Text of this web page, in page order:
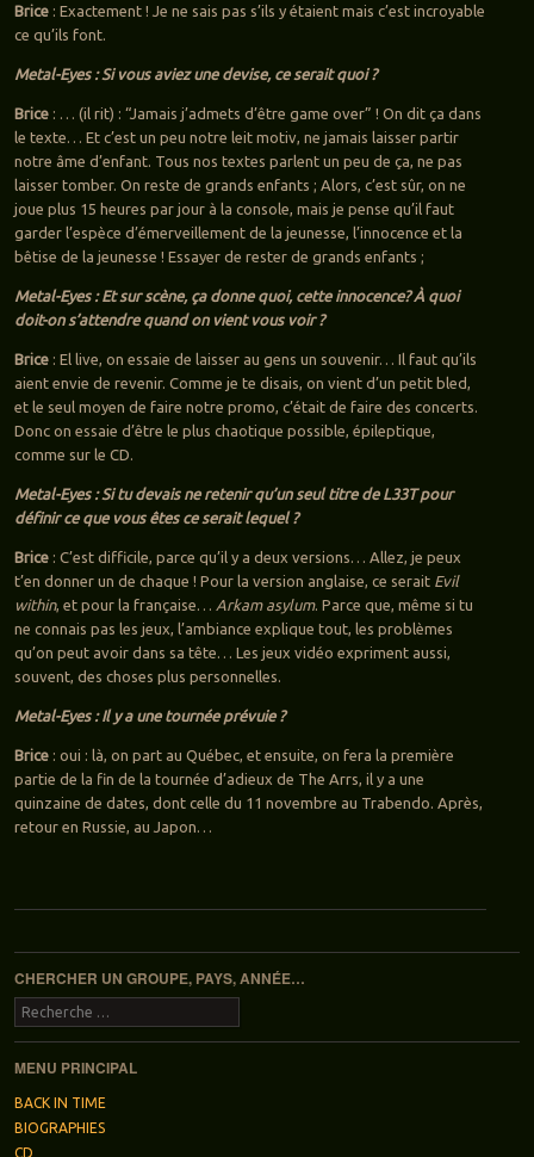
Brice : Exactement ! Je ne sais pas s’ils y étaient mais c’est incroyable
ce qu’ils font.
Metal-Eyes : Si vous aviez une devise, ce serait quoi ?
Brice : … (il rit) : “Jamais j’admets d’être game over” ! On dit ça dans
le texte… Et c’est un peu notre leit motiv, ne jamais laisser partir
notre âme d’enfant. Tous nos textes parlent un peu de ça, ne pas
laisser tomber. On reste de grands enfants ; Alors, c’est sûr, on ne
joue plus 15 heures par jour à la console, mais je pense qu’il faut
garder l’espèce d’émerveillement de la jeunesse, l’innocence et la
bêtise de la jeunesse ! Essayer de rester de grands enfants ;
Metal-Eyes : Et sur scène, ça donne quoi, cette innocence? À quoi
doit-on s’attendre quand on vient vous voir ?
Brice : El live, on essaie de laisser au gens un souvenir… Il faut qu’ils
aient envie de revenir. Comme je te disais, on vient d’un petit bled,
et le seul moyen de faire notre promo, c’était de faire des concerts.
Donc on essaie d’être le plus chaotique possible, épileptique,
comme sur le CD.
Metal-Eyes : Si tu devais ne retenir qu’un seul titre de L33T pour
définir ce que vous êtes ce serait lequel ?
Brice : C’est difficile, parce qu’il y a deux versions… Allez, je peux
t’en donner un de chaque ! Pour la version anglaise, ce serait Evil
within, et pour la française… Arkam asylum. Parce que, même si tu
ne connais pas les jeux, l’ambiance explique tout, les problèmes
qu’on peut avoir dans sa tête… Les jeux vidéo expriment aussi,
souvent, des choses plus personnelles.
Metal-Eyes : Il y a une tournée prévuie ?
Brice : oui : là, on part au Québec, et ensuite, on fera la première
partie de la fin de la tournée d’adieux de The Arrs, il y a une
quinzaine de dates, dont celle du 11 novembre au Trabendo. Après,
retour en Russie, au Japon…
Navigation des articles
CHERCHER UN GROUPE, PAYS, ANNÉE…
Recherche
MENU PRINCIPAL
BACK IN TIME
BIOGRAPHIES
CD